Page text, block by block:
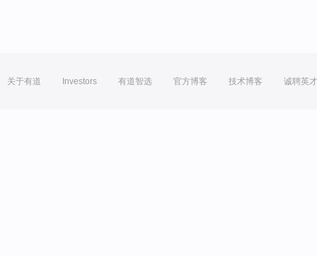
关于有道 Investors 有道智选 官方博客 技术博客 诚聘英才